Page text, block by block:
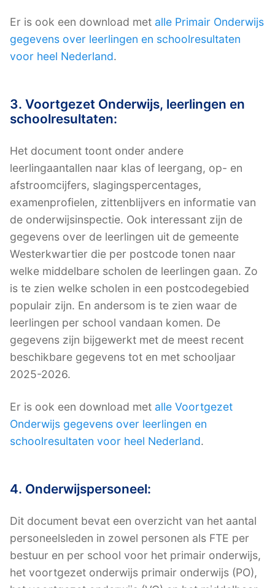
Er is ook een download met alle Primair Onderwijs
gegevens over leerlingen en schoolresultaten
voor heel Nederland.
3. Voortgezet Onderwijs, leerlingen en
schoolresultaten:
Het document toont onder andere
leerlingaantallen naar klas of leergang, op- en
afstroomcijfers, slagingspercentages,
examenprofielen, zittenblijvers en informatie van
de onderwijsinspectie. Ook interessant zijn de
gegevens over de leerlingen uit de gemeente
Westerkwartier die per postcode tonen naar
welke middelbare scholen de leerlingen gaan. Zo
is te zien welke scholen in een postcodegebied
populair zijn. En andersom is te zien waar de
leerlingen per school vandaan komen. De
gegevens zijn bijgewerkt met de meest recent
beschikbare gegevens tot en met schooljaar
2025-2026.
Er is ook een download met alle Voortgezet
Onderwijs gegevens over leerlingen en
schoolresultaten voor heel Nederland.
4. Onderwijspersoneel:
Dit document bevat een overzicht van het aantal
personeelsleden in zowel personen als FTE per
bestuur en per school voor het primair onderwijs,
het voortgezet onderwijs primair onderwijs (PO),